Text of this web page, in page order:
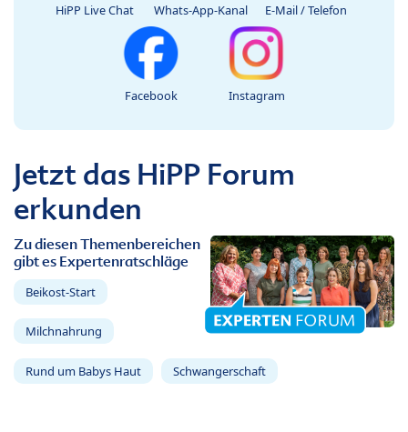
HiPP Live Chat Whats-App-Kanal E-Mail / Telefon
Facebook Instagram
Jetzt das HiPP Forum
erkunden
Zu diesen Themenbereichen
gibt es Expertenratschläge
Beikost-Start
Milchnahrung
Rund um Babys Haut Schwangerschaft